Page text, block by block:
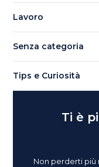
Lavoro
Senza categoria
Tips e Curiosità
Ti è
Non perderti più